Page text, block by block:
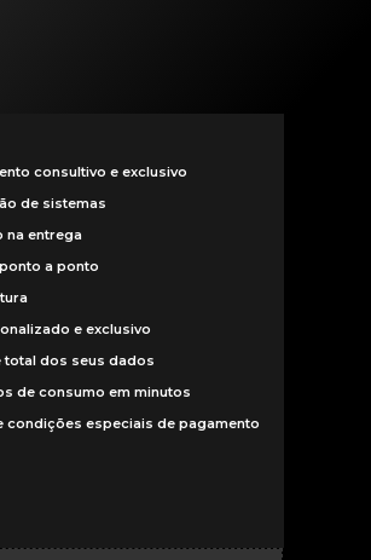
consultivo e exclusivo
de sistemas
na entrega
a ponto
e exclusivo
total dos seus dados
de consumo em minutos
condições especiais de pagamento